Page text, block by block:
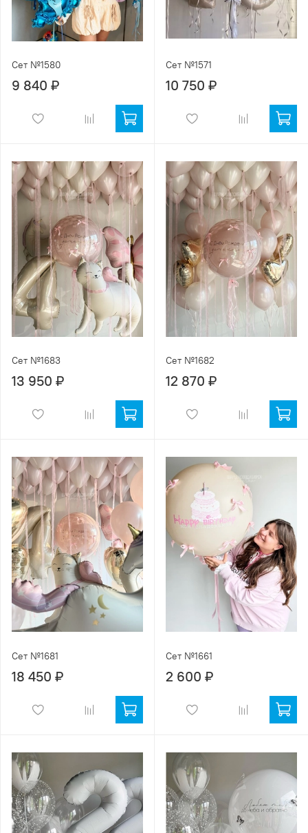
Сет №1580
9 840 ₽
Сет №1571
10 750 ₽
Сет №1683
13 950 ₽
Сет №1682
12 870 ₽
Сет №1681
18 450 ₽
Сет №1661
2 600 ₽